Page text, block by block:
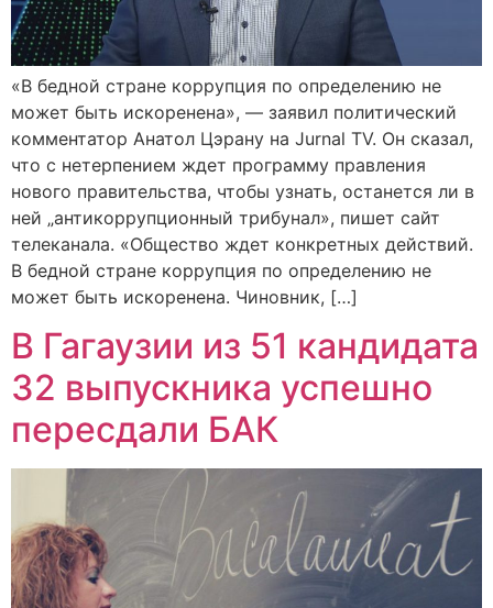
«В бедной стране коррупция по определению не
может быть искоренена», — заявил политический
комментатор Анатол Цэрану на Jurnal TV. Он сказал,
что с нетерпением ждет программу правления
нового правительства, чтобы узнать, останется ли в
ней „антикоррупционный трибунал», пишет сайт
телеканала. «Общество ждет конкретных действий.
В бедной стране коррупция по определению не
может быть искоренена. Чиновник, […]
В Гагаузии из 51 кандидата
32 выпускника успешно
пересдали БАК